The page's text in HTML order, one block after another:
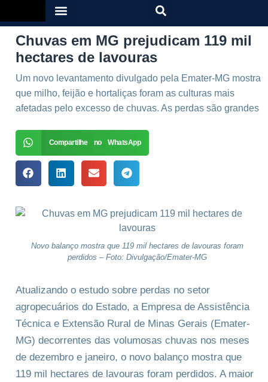
Chuvas em MG prejudicam 119 mil
hectares de lavouras
Um novo levantamento divulgado pela Emater-MG mostra
que milho, feijão e hortaliças foram as culturas mais
afetadas pelo excesso de chuvas. As perdas são grandes
Compartilhe no WhatsApp
Novo balanço mostra que 119 mil hectares de lavouras foram
perdidos – Foto: Divulgação/Emater-MG
Atualizando o estudo sobre perdas no setor
agropecuários do Estado, a Empresa de Assistência
Técnica e Extensão Rural de Minas Gerais (Emater-
MG) decorrentes das volumosas chuvas nos meses
de dezembro e janeiro, o novo balanço mostra que
119 mil hectares de lavouras foram perdidos. A maior